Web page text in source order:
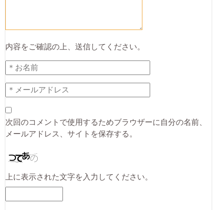
内容をご確認の上、送信してください。
次回のコメントで使用するためブラウザーに自分の名前、
メールアドレス、サイトを保存する。
上に表示された文字を入力してください。